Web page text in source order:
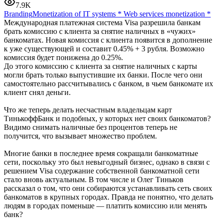
7.9K
BrandingMonetization of IT systems * Web services monetization *
Международная платежная система Visa разрешила банкам
брать комиссию с клиента за снятие наличных в «чужих»
банкоматах. Новая комиссия с клиента появится в дополнение
к уже существующей и составит 0.45% + 3 рубля. Возможно
комиссия будет понижена до 0.25%.
До этого комиссию с клиента за снятие наличных с карты
могли брать только выпустившие их банки. После чего они
самостоятельно рассчитывались с банком, в чьем банкомате их
клиент снял деньги.
Что же теперь делать несчастным владельцам карт
ТинькоффБанк и подобных, у которых нет своих банкоматов?
Видимо снимать наличные без процентов теперь не
получится, что вызывает множество проблем.
Многие банки в последнее время сокращали банкоматные
сети, поскольку это был невыгодный бизнес, однако в связи с
решением Visa содержание собственной банкоматной сети
стало вновь актуальным. В том числе и Олег Тиньков
рассказал о том, что они собираются устанавливать сеть своих
банкоматов в крупных городах. Правда не понятно, что делать
людям в городах поменьше — платить комиссию или менять
банк?